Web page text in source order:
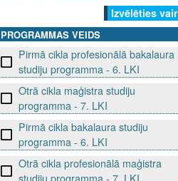
Izvēlēties
PROGRAMMAS VEIDS
Pirmā cikla profesionālā bakalaura
studiju programma - 6. LKI
Otrā cikla maģistra studiju
programma - 7. LKI
Pirmā cikla bakalaura studiju
programma - 6. LKI
Otrā cikla profesionālā maģistra